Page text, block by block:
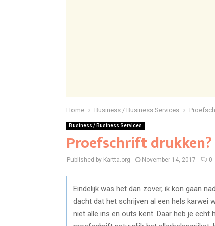
Home Business / Business Services
Business / Business Services
Proefschrift
Published by Kartta.org November 14, 2017 0
Eindelijk was het dan zover, ik kon gaan
dacht dat het schrijven al een hels karwei
niet alle ins en outs kent. Daar heb je echt